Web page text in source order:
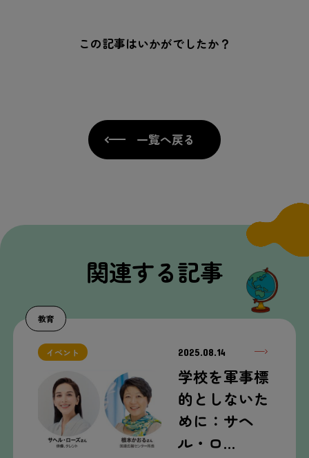
この記事はいかがでしたか？
一覧へ戻る
関連する記事
教育
イベント 2025.08.14
学校を軍事標
的としないた
めに：サヘ
ル・ロ…